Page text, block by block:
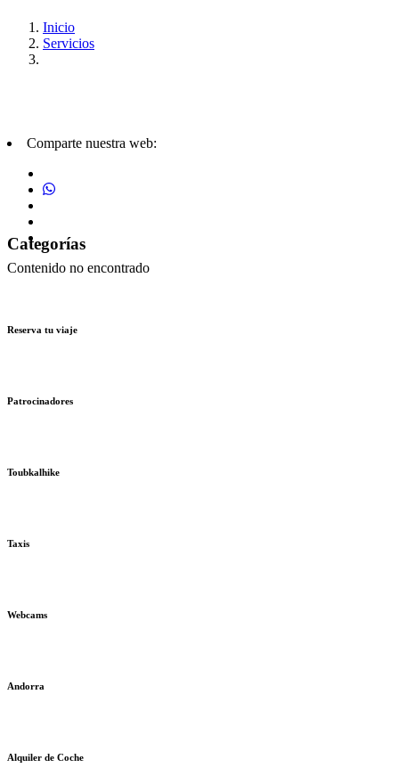
Inicio
Servicios
Comparte nuestra web:
Contenido no encontrado
Categorías
Reserva tu viaje
Patrocinadores
Toubkalhike
Taxis
Webcams
Andorra
Alquiler de Coche